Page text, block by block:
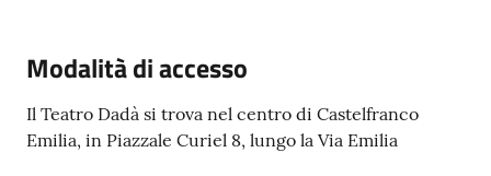
Tutti
Modalità di accesso
Il Teatro Dadà si trova nel centro di Castelfranco
Emilia, in Piazzale Curiel 8, lungo la Via Emilia